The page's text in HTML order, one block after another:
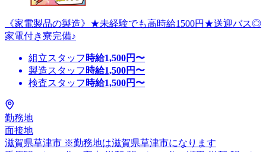
《家電製品の製造》★未経験でも高時給1500円★送迎バス◎
家電付き寮完備♪
組立スタッフ 時給1,500円〜
製造スタッフ 時給1,500円〜
検査スタッフ 時給1,500円〜
勤務地
面接地
滋賀県草津市 ※勤務地は滋賀県草津市になります